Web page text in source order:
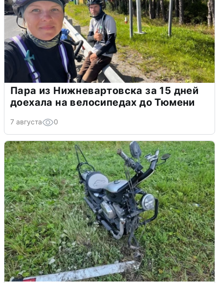
Пара из Нижневартовска за 15 дней
доехала на велосипедах до Тюмени
7 августа 0